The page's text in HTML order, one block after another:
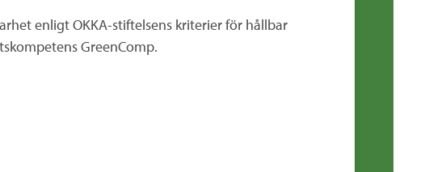
enligt OKKA-stiftelsens kriterier för hållbar
GreenComp.